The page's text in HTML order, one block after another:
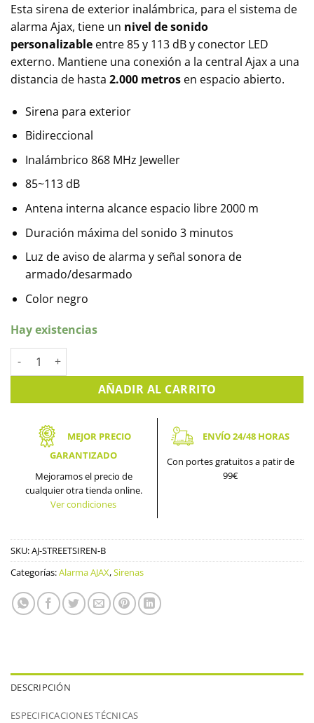
Esta sirena de exterior inalámbrica, para el sistema de
alarma Ajax, tiene un nivel de sonido
personalizable entre 85 y 113 dB y conector LED
externo. Mantiene una conexión a la central Ajax a una
distancia de hasta 2.000 metros en espacio abierto.
Sirena para exterior
Bidireccional
Inalámbrico 868 MHz Jeweller
85~113 dB
Antena interna alcance espacio libre 2000 m
Duración máxima del sonido 3 minutos
Luz de aviso de alarma y señal sonora de
armado/desarmado
Color negro
Hay existencias
Sirena de exterior inalámbrica negra alarma Ajax StreetSiren
AÑADIR AL CARRITO
MEJOR PRECIO
GARANTIZADO
Mejoramos el precio de
cualquier otra tienda online.
Ver condiciones
ENVÍO 24/48 HORAS
Con portes gratuitos a patir de
99€
SKU:AJ-STREETSIREN-B
Categorías:Alarma AJAX,Sirenas
DESCRIPCIÓN
ESPECIFICACIONES TÉCNICAS